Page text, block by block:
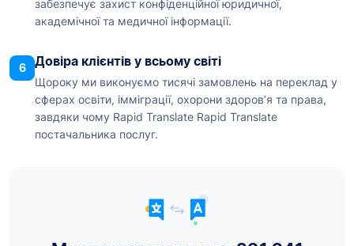
забезпечує захист конфіденційної юридичної,
академічної та медичної інформації.
6 Довіра клієнтів у всьому світі
Щороку ми виконуємо тисячі замовлень на переклад у
сферах освіти, імміграції, охорони здоров’я та права,
завдяки чому Rapid Translate Rapid Translate
постачальника послуг.